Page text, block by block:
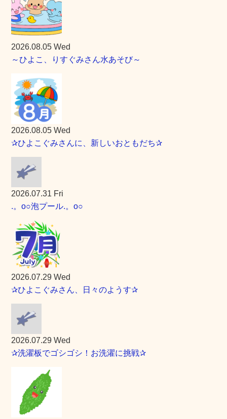
2026.08.05 Wed
～ひよこ、りすぐみさん水あそび～
2026.08.05 Wed
✰ひよこぐみさんに、新しいおともだち✰
2026.07.31 Fri
.。o○泡プール.。o○
2026.07.29 Wed
✰ひよこぐみさん、日々のようす✰
2026.07.29 Wed
✰洗濯板でゴシゴシ！お洗濯に挑戦✰